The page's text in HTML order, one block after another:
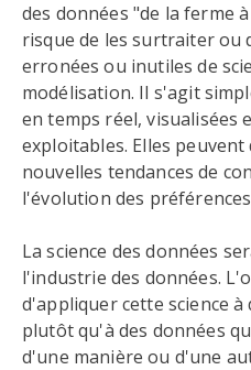
des données "de la ferme
risque de les surtraiter ou
erronées ou inutiles de
modélisation. Il s'agit
en temps réel, visualisées
exploitables. Elles
nouvelles tendances de
l'évolution des
La science des données
l'industrie des données.
d'appliquer cette science à
plutôt qu'à des données
d'une manière ou d'une